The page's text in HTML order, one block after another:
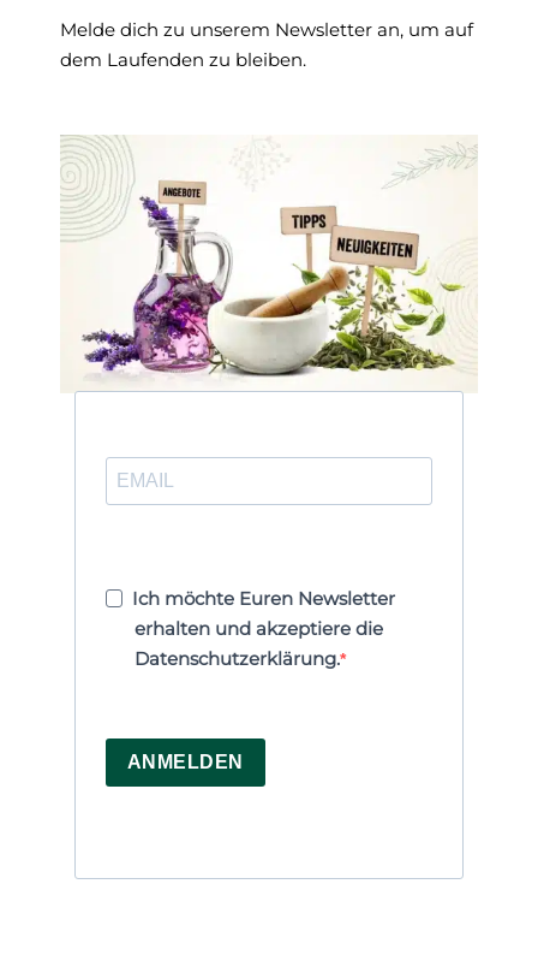
Melde dich zu unserem Newsletter an, um auf
dem Laufenden zu bleiben.
Ich möchte Euren Newsletter
erhalten und akzeptiere die
Datenschutzerklärung.
ANMELDEN